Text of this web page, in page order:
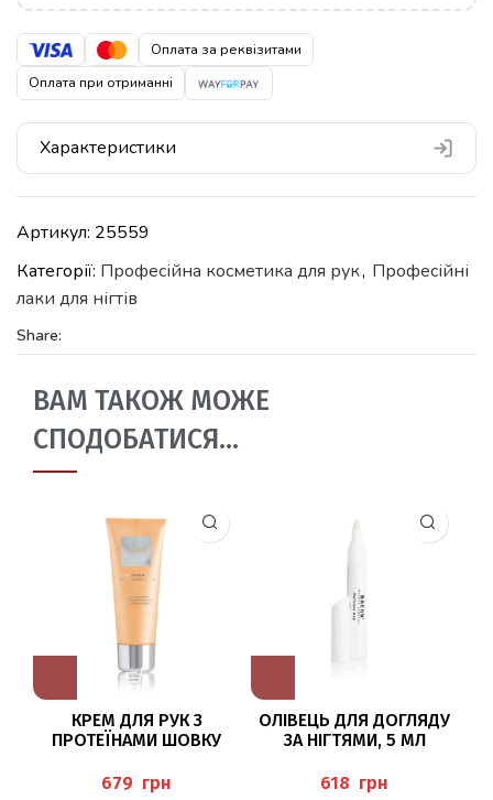
Оплата за реквізитами
Оплата при отриманні
Характеристики
Артикул: 25559
Категорії: Професійна косметика для рук, Професійні
лаки для нігтів
Share:
ВАМ ТАКОЖ МОЖЕ
СПОДОБАТИСЯ…
КРЕМ ДЛЯ РУК З
ПРОТЕЇНАМИ ШОВКУ
BAEHR
грн
ОЛІВЕЦЬ ДЛЯ ДОГЛЯДУ
ЗА НІГТЯМИ, 5 МЛ
грн